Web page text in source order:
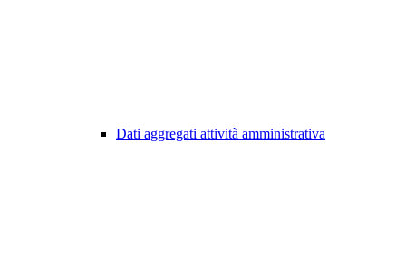
Dati aggregati attività amministrativa